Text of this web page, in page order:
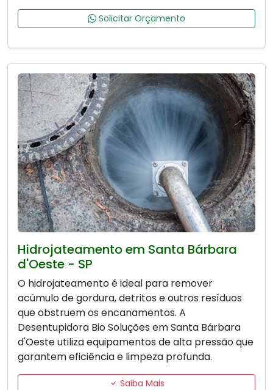
Solicitar Orçamento
Hidrojateamento em Santa Bárbara
d'Oeste - SP
O hidrojateamento é ideal para remover
acúmulo de gordura, detritos e outros resíduos
que obstruem os encanamentos. A
Desentupidora Bio Soluções em Santa Bárbara
d'Oeste utiliza equipamentos de alta pressão que
garantem eficiência e limpeza profunda.
Saiba Mais